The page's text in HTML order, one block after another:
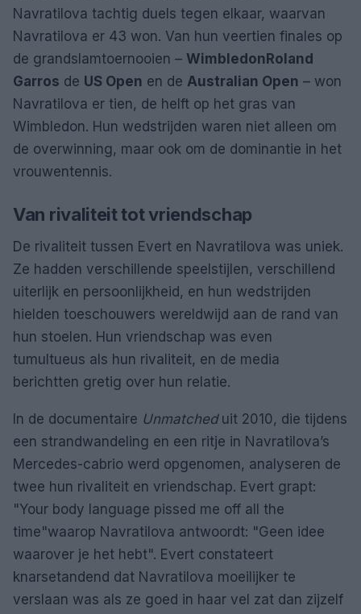
Navratilova tachtig duels tegen elkaar, waarvan
Navratilova er 43 won. Van hun veertien finales op
de grandslamtoernooien – Wimbledon Roland
Garros de US Open en de Australian Open – won
Navratilova er tien, de helft op het gras van
Wimbledon. Hun wedstrijden waren niet alleen om
de overwinning, maar ook om de dominantie in het
vrouwentennis.
Van rivaliteit tot vriendschap
De rivaliteit tussen Evert en Navratilova was uniek.
Ze hadden verschillende speelstijlen, verschillend
uiterlijk en persoonlijkheid, en hun wedstrijden
hielden toeschouwers wereldwijd aan de rand van
hun stoelen. Hun vriendschap was even
tumultueus als hun rivaliteit, en de media
berichtten gretig over hun relatie.
In de documentaire Unmatcheduit 2010, die tijdens
een strandwandeling en een ritje in Navratilova’s
Mercedes-cabrio werd opgenomen, analyseren de
twee hun rivaliteit en vriendschap. Evert grapt:
Your body language pissed me off all the
time waarop Navratilova antwoordt:
Geen idee
waarover je het hebt . Evert constateert
knarsetandend dat Navratilova moeilijker te
verslaan was als ze goed in haar vel zat dan zijzelf